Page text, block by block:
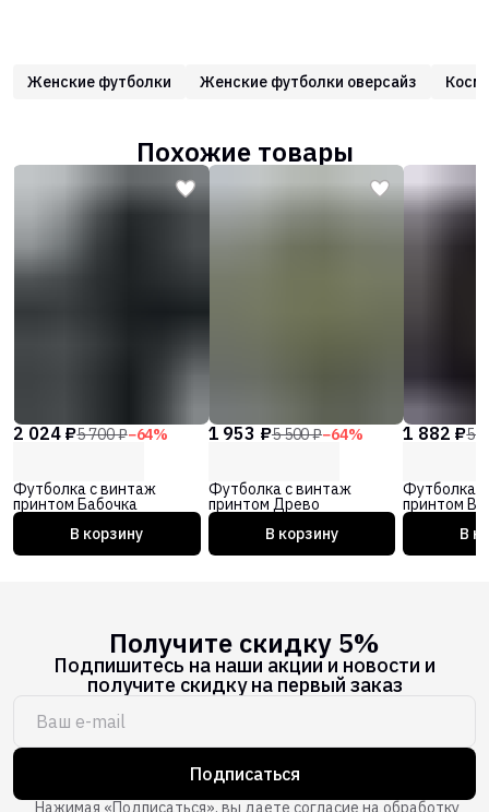
Женские футболки Женские футболки оверсайз
Похожие товары
2 024 ₽5 700 ₽−64%
Футболка с винтаж
принтом Бабочка
В корзину
1 953 ₽5 500 ₽−64%
Футболка с винтаж
принтом Древо
В корзину
1 882 ₽5
Футболка
принтом
В
Получите скидку 5%
Подпишитесь на наши акции и новости и
получите скидку на первый заказ
Подписаться
Нажимая «Подписаться», вы даете согласие на обработку